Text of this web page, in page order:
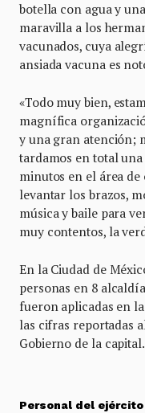
botella con agua y
maravilla a los
vacunados, cuya
ansiada vacuna es
«Todo muy bien,
magnífica
y una gran atención;
tardamos en total
minutos en el área
levantar los brazos,
música y baile para
muy contentos, la
En la Ciudad de
personas en 8
fueron aplicadas en
las cifras reportadas
Gobierno de la capital.
Personal del